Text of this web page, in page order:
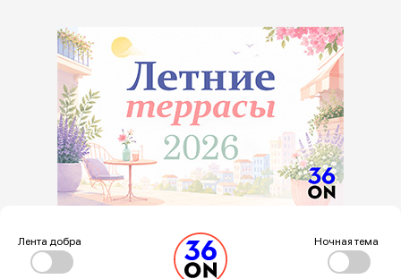
Лента добра Ночная тема